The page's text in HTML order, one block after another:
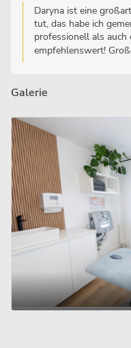
Daryna ist eine
tut, das habe ich
professionell als auch
empfehlenswert!
Galerie